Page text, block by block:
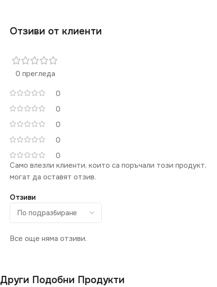
Отзиви от клиенти
0 прегледа
0
0
0
0
0
Отзиви
Все още няма отзиви.
Само влезли клиенти, които са поръчали този продукт,
могат да оставят отзив.
Други Подобни Продукти